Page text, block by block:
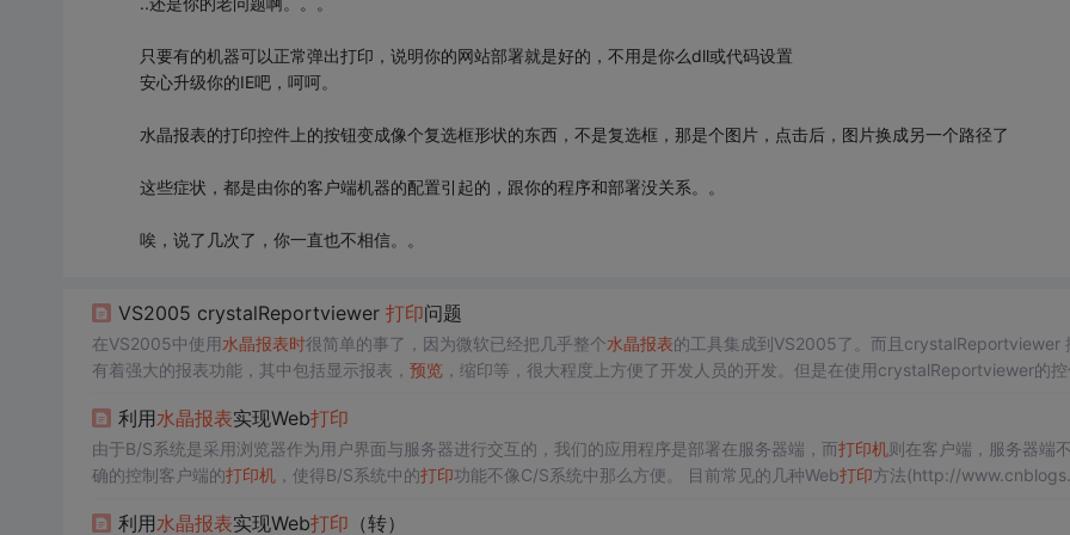
只要有的机器可以正常弹出打印，说明你的网站部署就是好的，不用是你么dll或代码设置
安心升级你的IE吧，呵呵。
水晶报表的打印控件上的按钮变成像个复选框形状的东西，不是复选框，那是个图片，点击后，图片换成另一个路径了
这些症状，都是由你的客户端机器的配置引起的，跟你的程序和部署没关系。。
唉，说了几次了，你一直也不相信。。
VS2005 crystalReportviewer 打印问题
在VS2005中使用水晶报表时很简单的事了，因为微软已经把几乎整个水晶报表的工具集成到VS2005了。而且crystalReportviewer
有着强大的报表功能，其中包括显示报表， 预览，缩印等，很大程度上方便了开发人员的开发。但是在使用crystalReportviewer的控
利用水晶报表实现Web打印
由于B/S系统是采用浏览器作为用户界面与服务器进行交互的，我们的应用程序是部署在服务器端，而打印机则在客户端，服务器端
确的控制客户端的打印机，使得B/S系统中的打印 功能不像C/S系统中那么方便。 目前常见的几种Web打印方法(http://
利用水晶报表实现Web打印 （转）